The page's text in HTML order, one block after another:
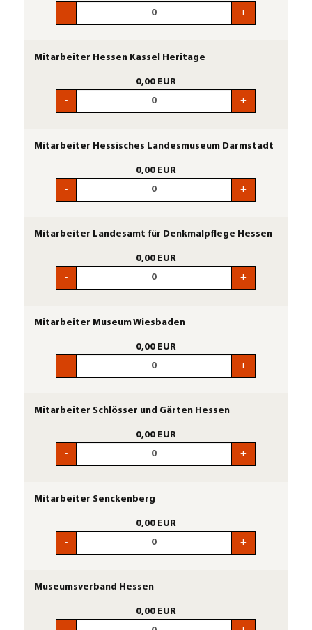
-
+
Mitarbeiter Hessen Kassel Heritage
0,00 EUR
-
+
Mitarbeiter Hessisches Landesmuseum Darmstadt
0,00 EUR
-
+
Mitarbeiter Landesamt für Denkmalpflege Hessen
0,00 EUR
-
+
Mitarbeiter Museum Wiesbaden
0,00 EUR
-
+
Mitarbeiter Schlösser und Gärten Hessen
0,00 EUR
-
+
Mitarbeiter Senckenberg
0,00 EUR
-
+
Museumsverband Hessen
0,00 EUR